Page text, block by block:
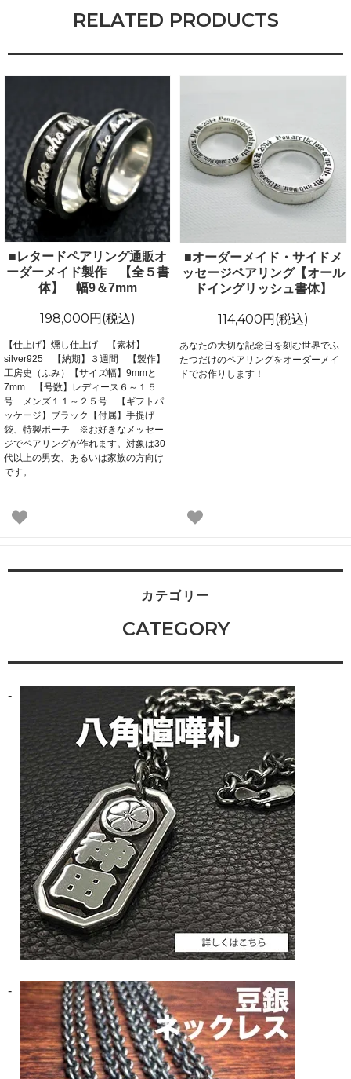
RELATED PRODUCTS
■レタードペアリング通販オ
ーダーメイド製作 【全５書
体】 幅9＆7mm
198,000円(税込)
【仕上げ】燻し仕上げ 【素材】
silver925 【納期】３週間 【製作】
工房史（ふみ）【サイズ幅】9mmと
7mm 【号数】レディース６～１５
号 メンズ１１～２５号 【ギフトパ
ッケージ】ブラック【付属】手提げ
袋、特製ポーチ ※お好きなメッセー
ジでペアリングが作れます。対象は30
代以上の男女、あるいは家族の方向け
です。
■オーダーメイド・サイドメ
ッセージペアリング【オール
ドイングリッシュ書体】
114,400円(税込)
あなたの大切な記念日を刻む世界でふ
たつだけのペアリングをオーダーメイ
ドでお作りします！
カテゴリー
CATEGORY